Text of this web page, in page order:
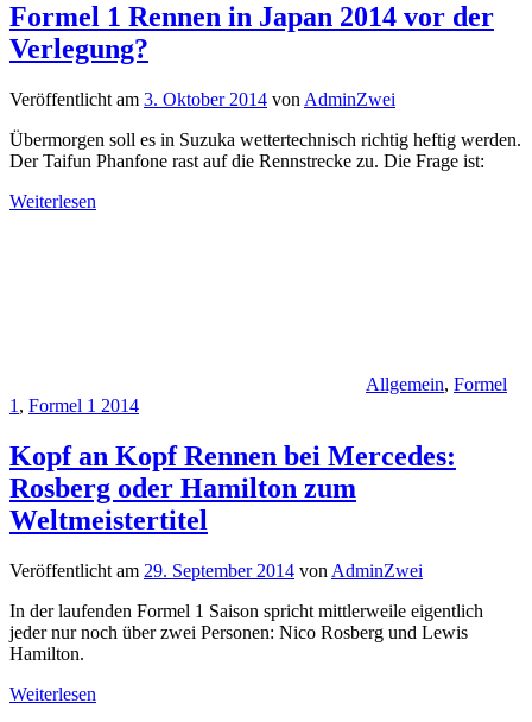
Formel 1 Rennen in Japan 2014 vor der
Verlegung?
Veröffentlicht am 3. Oktober 2014 von AdminZwei
Übermorgen soll es in Suzuka wettertechnisch richtig heftig werden.
Der Taifun Phanfone rast auf die Rennstrecke zu. Die Frage ist:
Weiterlesen
Allgemein, Formel
1 , Formel 1 2014
Kopf an Kopf Rennen bei Mercedes:
Rosberg oder Hamilton zum
Weltmeistertitel
Veröffentlicht am 29. September 2014 von AdminZwei
In der laufenden Formel 1 Saison spricht mittlerweile eigentlich
jeder nur noch über zwei Personen: Nico Rosberg und Lewis
Hamilton.
Weiterlesen